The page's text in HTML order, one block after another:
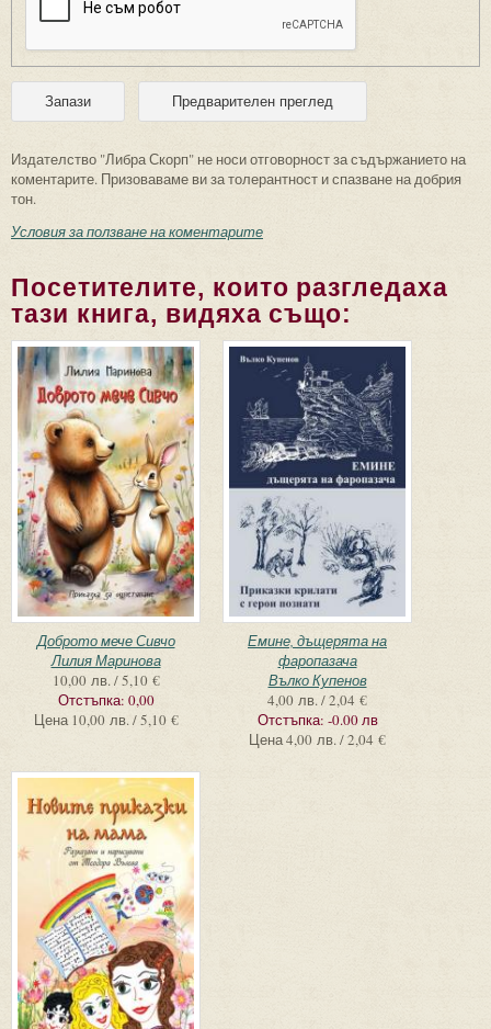
Издателство "Либра Скорп" не носи отговорност за съдържанието на
коментарите. Призоваваме ви за толерантност и спазване на добрия
тон.
Условия за ползване на коментарите
Посетителите, които разгледаха
тази книга, видяха също:
Доброто мече Сивчо
Лилия Маринова
10,00 лв. / 5,10 €
Отстъпка: 0,00
Цена 10,00 лв. / 5,10 €
Емине, дъщерята на
фаропазача
Вълко Купенов
4,00 лв. / 2,04 €
Отстъпка: -0.00 лв
Цена4,00 лв. / 2,04 €